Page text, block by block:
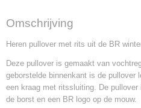
Omschrijving
Heren pullover met rits uit de BR
Deze pullover is gemaakt van
geborstelde binnenkant is de pullover
een kraag met ritssluiting. De
de borst en een BR logo op de mouw.